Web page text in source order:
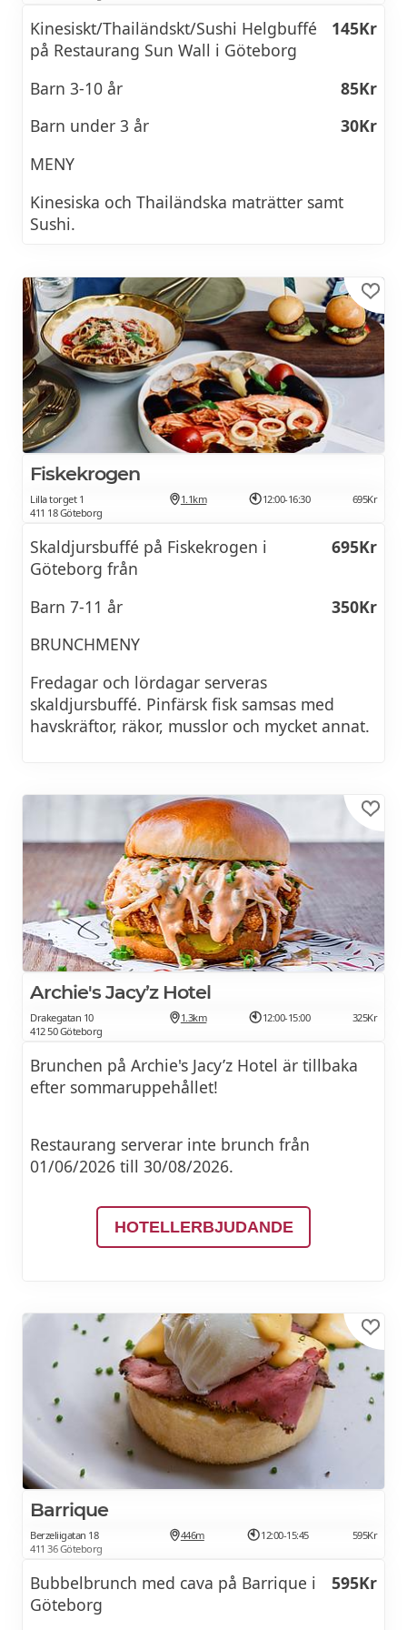
Karamelliserade äpplen, smördeg, tonkaglass
& ingefärscrumble
GAZETTE’S ICE CREAM/SORBET
35Kr
Fråga din servitör om dagens smak
Kinesiskt/Thailändskt/Sushi Helgbuffé
på Restaurang Sun Wall i Göteborg
145Kr
Barn 3-10 år
85Kr
Barn under 3 år
30Kr
MENY
Kinesiska och Thailändska maträtter samt
Sushi.
Fiskekrogen
Lilla torget 1
411 18 Göteborg
1.1km 12:00-16:30 695Kr
Skaldjursbuffé på Fiskekrogen i
Göteborg från
695Kr
Barn 7-11 år
350Kr
BRUNCHMENY
Fredagar och lördagar serveras
skaldjursbuffé. Pinfärsk fisk samsas med
havskräftor, räkor, musslor och mycket annat.
Archie's Jacy’z Hotel
Drakegatan 10
412 50 Göteborg
1.3km 12:00-15:00 325Kr
Brunchen på Archie's Jacy’z Hotel är tillbaka
efter sommaruppehållet!
Restaurang serverar inte brunch från
01/06/2026 till 30/08/2026.
HOTELLERBJUDANDE
Barrique
Berzeliigatan 18
411 36 Göteborg
446m 12:00-15:45 595Kr
Bubbelbrunch med cava på Barrique i
Göteborg
595Kr